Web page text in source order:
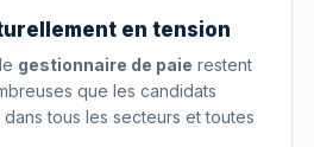
en tension
gestionnaire de paie restent
que les candidats
tous les secteurs et toutes